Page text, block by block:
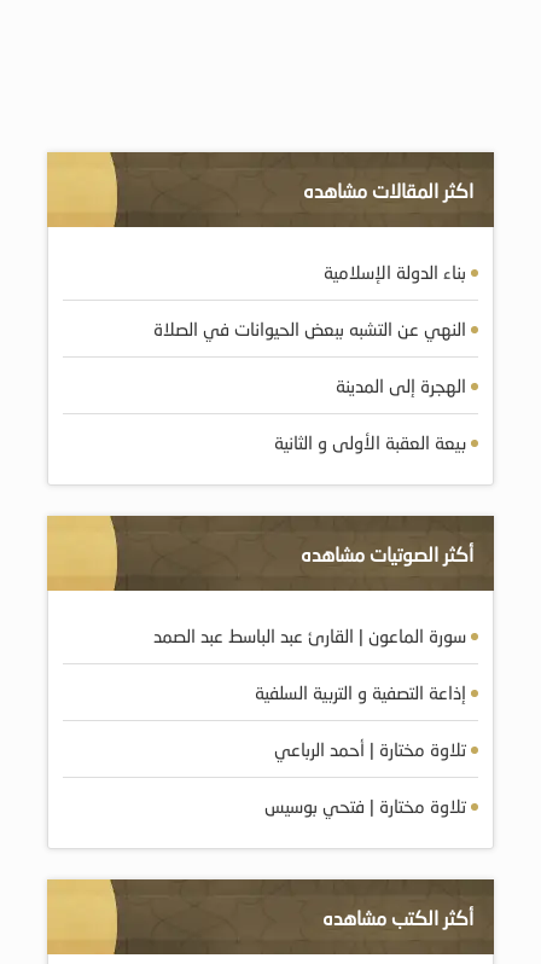
اكثر المقالات مشاهده
بناء الدولة الإسلامية
النهي عن التشبه ببعض الحيوانات في الصلاة
الهجرة إلى المدينة
بيعة العقبة الأولى و الثانية
أكثر الصوتيات مشاهده
سورة الماعون | القارئ عبد الباسط عبد الصمد
إذاعة التصفية و التربية السلفية
تلاوة مختارة | أحمد الرباعي
تلاوة مختارة | فتحي بوسيس
أكثر الكتب مشاهده